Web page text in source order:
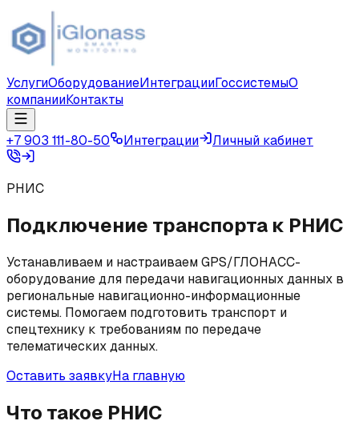
УслугиОборудованиеИнтеграцииГоссистемыО
компанииКонтакты
+7 903 111-80-50 Интеграции Личный кабинет
РНИС
Подключение транспорта к РНИС
Устанавливаем и настраиваем GPS/ГЛОНАСС-
оборудование для передачи навигационных данных в
региональные навигационно-информационные
системы. Помогаем подготовить транспорт и
спецтехнику к требованиям по передаче
телематических данных.
Оставить заявкуНа главную
Что такое РНИС